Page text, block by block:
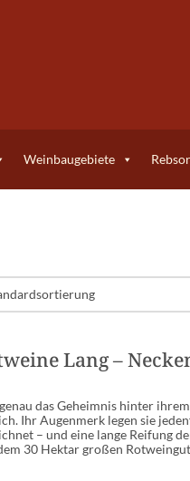
Weinbaugebiete
Lang –
das Geheimnis hinter
Ihr Augenmerk legen sie
– und eine lange Reifung
30 Hektar großen